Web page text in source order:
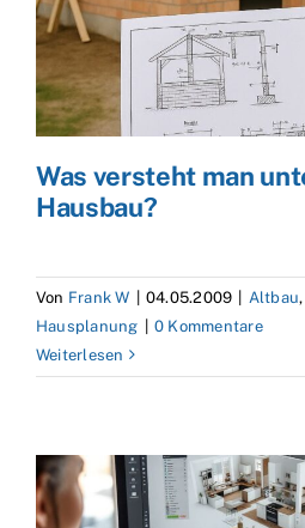
Was versteht man
Hausbau?
Von Frank W | 04.05.2009 | Altbau,
Hausplanung | 0 Kommentare
Weiterlesen